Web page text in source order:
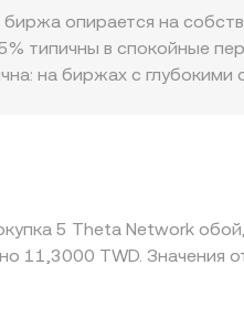
которые часто
обернутые версии
соответствующих
TWD на
котировок через
опирается на
типичны в спокойные
на биржах с
котировку USDT/
Арбитраж между
лимиты по TWD-
повышенной
5 Theta Network
11,3000 TWD.